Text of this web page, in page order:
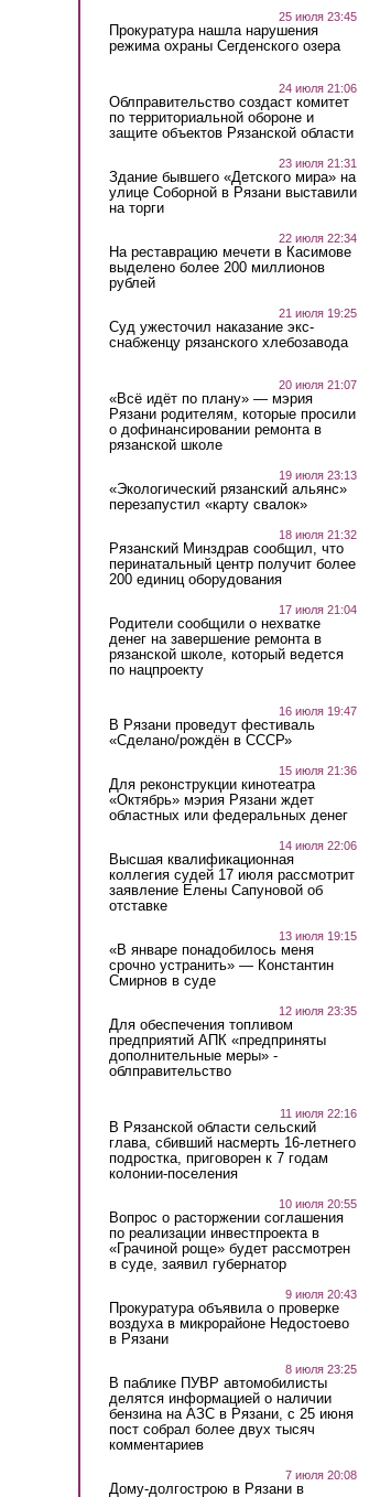
25 июля 23:45
Прокуратура нашла нарушения
режима охраны Сегденского озера
24 июля 21:06
Облправительство создаст комитет
по территориальной обороне и
защите объектов Рязанской области
23 июля 21:31
Здание бывшего «Детского мира» на
улице Соборной в Рязани выставили
на торги
22 июля 22:34
На реставрацию мечети в Касимове
выделено более 200 миллионов
рублей
21 июля 19:25
Суд ужесточил наказание экс-
снабженцу рязанского хлебозавода
20 июля 21:07
«Всё идёт по плану» — мэрия
Рязани родителям, которые просили
о дофинансировании ремонта в
рязанской школе
19 июля 23:13
«Экологический рязанский альянс»
перезапустил «карту свалок»
18 июля 21:32
Рязанский Минздрав сообщил, что
перинатальный центр получит более
200 единиц оборудования
17 июля 21:04
Родители сообщили о нехватке
денег на завершение ремонта в
рязанской школе, который ведется
по нацпроекту
16 июля 19:47
В Рязани проведут фестиваль
«Сделано/рождён в СССР»
15 июля 21:36
Для реконструкции кинотеатра
«Октябрь» мэрия Рязани ждет
областных или федеральных денег
14 июля 22:06
Высшая квалификационная
коллегия судей 17 июля рассмотрит
заявление Елены Сапуновой об
отставке
13 июля 19:15
«В январе понадобилось меня
срочно устранить» — Константин
Смирнов в суде
12 июля 23:35
Для обеспечения топливом
предприятий АПК «предприняты
дополнительные меры» -
облправительство
11 июля 22:16
В Рязанской области сельский
глава, сбивший насмерть 16-летнего
подростка, приговорен к 7 годам
колонии-поселения
10 июля 20:55
Вопрос о расторжении соглашения
по реализации инвестпроекта в
«Грачиной роще» будет рассмотрен
в суде, заявил губернатор
9 июля 20:43
Прокуратура объявила о проверке
воздуха в микрорайоне Недостоево
в Рязани
8 июля 23:25
В паблике ПУВР автомобилисты
делятся информацией о наличии
бензина на АЗС в Рязани, с 25 июня
пост собрал более двух тысяч
комментариев
7 июля 20:08
Дому-долгострою в Рязани в